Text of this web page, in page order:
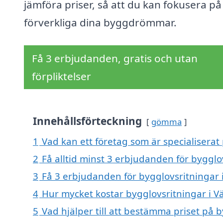
jämföra priser, så att du kan fokusera
förverkliga dina byggdrömmar.
Få 3 erbjudanden, gratis och utan
förpliktelser
Innehållsförteckning gömma
1 Vad kan ett företag som är
2 Få alltid minst 3 erbjudanden för
3 Få 3 erbjudanden för
4 Hur mycket kostar bygglovsritningar i
5 Vad hjälper till att bestämma priset på